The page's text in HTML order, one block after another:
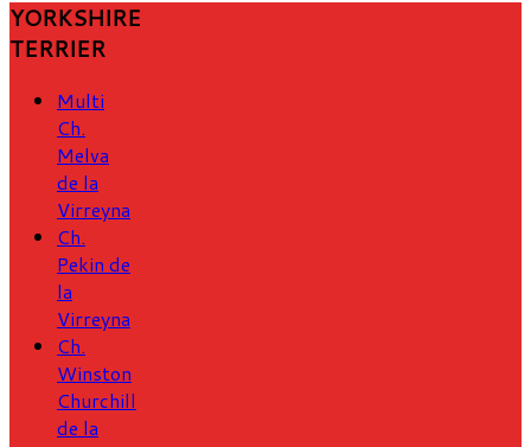
YORKSHIRE
TERRIER
Multi
Ch.
Melva
de la
Virreyna
Ch.
Pekin de
la
Virreyna
Ch.
Winston
Churchill
de la